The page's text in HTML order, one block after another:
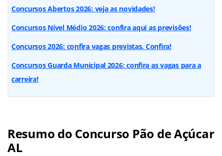
Concursos Abertos 2026: veja as novidades!
Concursos Nível Médio 2026: confira aqui as previsões!
Concursos 2026: confira vagas previstas. Confira!
Concursos Guarda Municipal 2026: confira as vagas para a
carreira!
Resumo do Concurso Pão de Açúcar
AL